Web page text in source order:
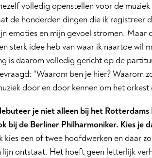
volledig openstellen voor de
de honderden dingen die ik registreer
emoties en mijn gevoel stromen. Maar
sterk idee heb van waar ik naartoe wil
is daarom volledig gericht op de
“Waarom ben je hier? Waarom
door en door kennen om het orkest
je niet alleen bij het Rotterdams
bij de Berliner Philharmoniker. Kies je
kies een of twee hoofdwerken en daar
lijn ontstaat. Het hoeft geen letterlijk